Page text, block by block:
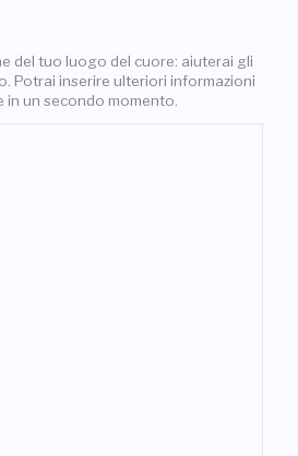
del tuo luogo del cuore: aiuterai gli
Potrai inserire ulteriori informazioni
un secondo momento.